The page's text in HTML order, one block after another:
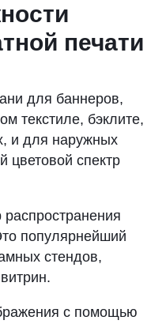
печати
для баннеров,
текстиле, бэклите,
и для наружных
цветовой спектр
популярнейший
стендов,
с помощью